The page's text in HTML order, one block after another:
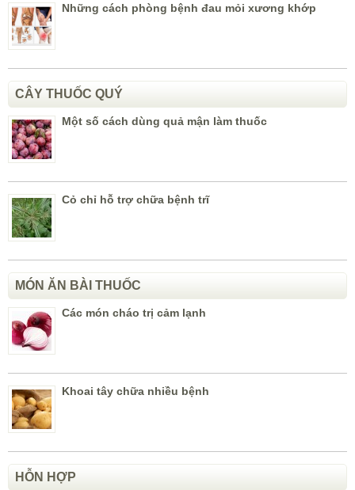
Những cách phòng bệnh đau mỏi xương khớp
CÂY THUỐC QUÝ
Một số cách dùng quả mận làm thuốc
Cỏ chỉ hỗ trợ chữa bệnh trĩ
MÓN ĂN BÀI THUỐC
Các món cháo trị cảm lạnh
Khoai tây chữa nhiều bệnh
HỖN HỢP